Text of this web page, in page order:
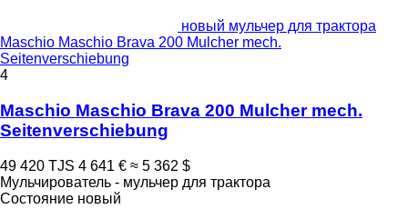
новый мульчер для трактора
Maschio Maschio Brava 200 Mulcher mech.
Seitenverschiebung
4
Maschio Maschio Brava 200 Mulcher mech.
Seitenverschiebung
49 420 TJS 4 641 € ≈ 5 362 $
Мульчирователь - мульчер для трактора
Состояние новый